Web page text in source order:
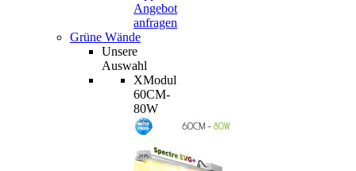
Angebot
anfragen
Grüne Wände
Unsere
Auswahl
XModul
60CM-
80W